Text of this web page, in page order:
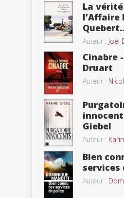
La
l’Affaire
Auteur : Joël
Cinabre
Druart
Auteur :
Giebel
Auteur :
Bien
services
Auteur :